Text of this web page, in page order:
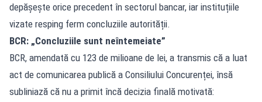
depășește orice precedent în sectorul bancar, iar instituțiile
vizate resping ferm concluziile autorității.
BCR: „Concluziile sunt neîntemeiate”
BCR, amendată cu 123 de milioane de lei, a transmis că a luat
act de comunicarea publică a Consiliului Concurenței, însă
subliniază că nu a primit încă decizia finală motivată: